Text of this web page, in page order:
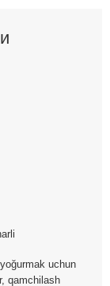
uchun
qamchilash